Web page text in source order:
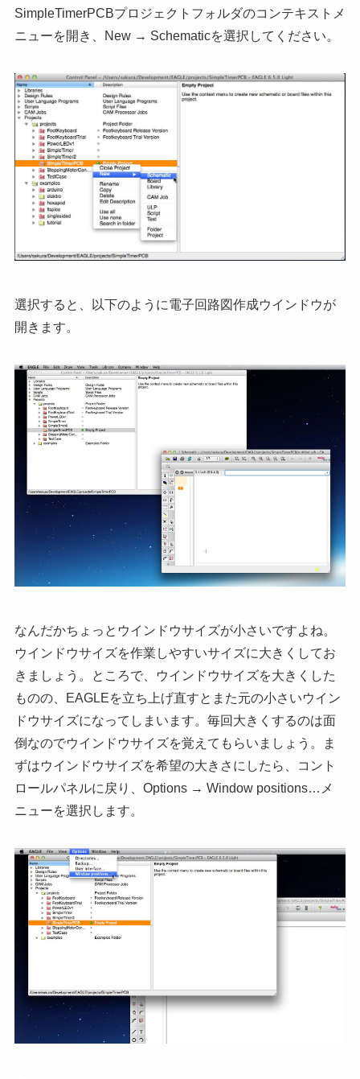
SimpleTimerPCBプロジェクトフォルダのコンテキストメ
ニューを開き、New → Schematicを選択してください。
選択すると、以下のように電子回路図作成ウインドウが
開きます。
なんだかちょっとウインドウサイズが小さいですよね。
ウインドウサイズを作業しやすいサイズに大きくしてお
きましょう。ところで、ウインドウサイズを大きくした
ものの、EAGLEを立ち上げ直すとまた元の小さいウイン
ドウサイズになってしまいます。毎回大きくするのは面
倒なのでウインドウサイズを覚えてもらいましょう。ま
ずはウインドウサイズを希望の大きさにしたら、コント
ロールパネルに戻り、Options → Window positions…メ
ニューを選択します。